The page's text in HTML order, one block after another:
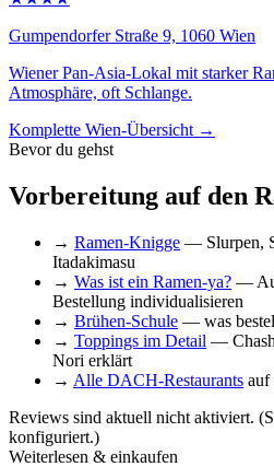
Gumpendorfer Straße 9, 1060 Wien
Wiener Pan-Asia-Lokal mit starker
Atmosphäre, oft Schlange.
Komplette Wien-Übersicht →
Bevor du gehst
Vorbereitung auf den
→ Ramen-Knigge — Slurpen,
Itadakimasu
→ Was ist ein Ramen-ya? —
Bestellung individualisieren
→ Brühen-Schule — was
→ Toppings im Detail —
Nori erklärt
→ Alle DACH-Restaurants auf
Reviews sind aktuell nicht aktiviert.
konfiguriert.)
Weiterlesen & einkaufen